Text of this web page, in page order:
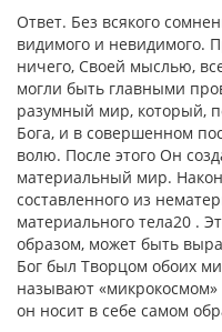
Ответ. Без всякого
видимого и невидимого.
ничего, Своей мыслью,
могли быть главными
разумный мир, который,
Бога, и в совершенном
волю. После этого Он
материальный мир.
составленного из
материального тела20 .
образом, может быть
Бог был Творцом обоих
называют
он носит в себе самом